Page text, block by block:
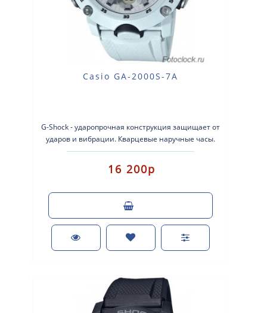
Casio GA-2000S-7A
G-Shock - ударопрочная конструкция защищает от
ударов и вибрации. Кварцевые наручные часы.
Экран: Стрелки + электрон..
16 200р